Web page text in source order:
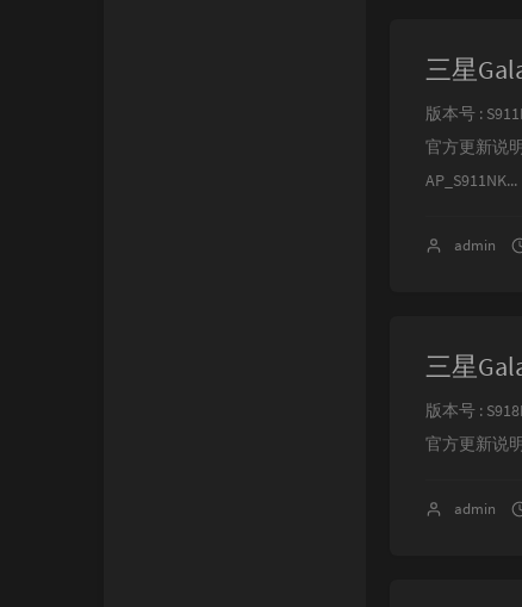
三星
版本号 :
官方更新说
AP_S911NK...
admin
三星
版本号 :
官方更新说
admin